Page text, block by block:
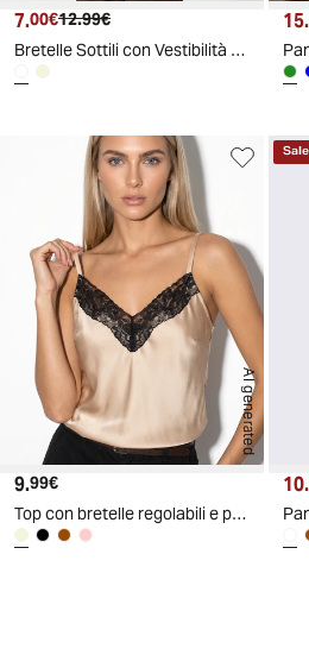
Prezzo attuale
7.00€ Prezzo originale
12.99€
Bretelle Sottili con Vestibilità Comoda - Bianco
15.
AI generated
Prezzo attuale
9.99€
Top con bretelle regolabili e pizzo - Beige grano
Sale
10.